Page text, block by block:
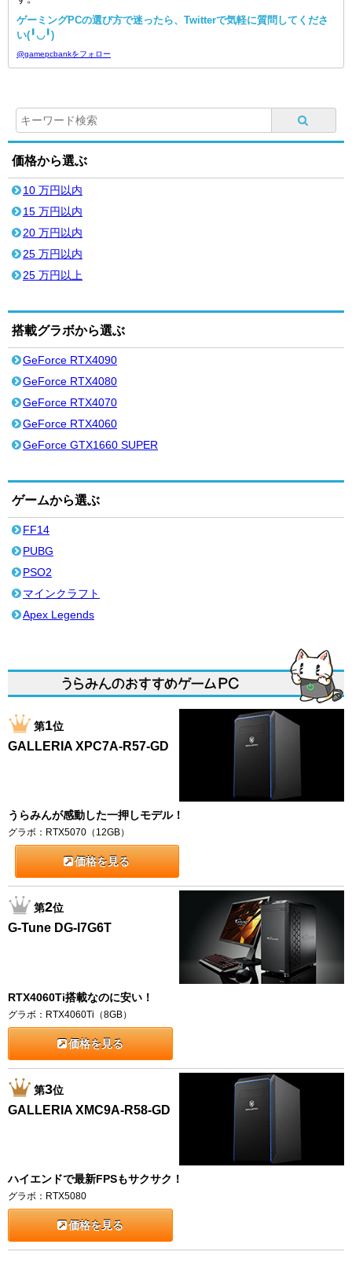
ゲーミングPCの選び方で迷ったら、Twitterで気軽に質問してくださ
い(╹◡╹)
@gamepcbankをフォロー
価格から選ぶ
10 万円以内
15 万円以内
20 万円以内
25 万円以内
25 万円以上
搭載グラボから選ぶ
GeForce RTX4090
GeForce RTX4080
GeForce RTX4070
GeForce RTX4060
GeForce GTX1660 SUPER
ゲームから選ぶ
FF14
PUBG
PSO2
マインクラフト
Apex Legends
第1位
GALLERIA XPC7A-R57-GD
うらみんが感動した一押しモデル！
グラボ：RTX5070（12GB）
価格を見る
第2位
G-Tune DG-I7G6T
RTX4060Ti搭載なのに安い！
グラボ：RTX4060Ti（8GB）
価格を見る
第3位
GALLERIA XMC9A-R58-GD
ハイエンドで最新FPSもサクサク！
グラボ：RTX5080
価格を見る